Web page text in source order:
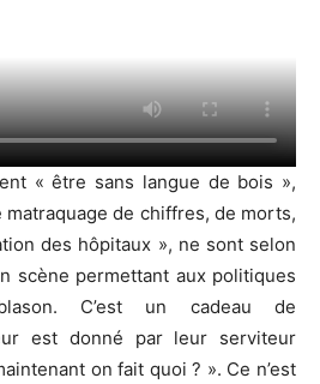
« être sans langue de bois »,
de chiffres, de morts,
des hôpitaux », ne sont selon
scène permettant aux politiques
C’est un cadeau de
est donné par leur serviteur
on fait quoi ? ». Ce n’est